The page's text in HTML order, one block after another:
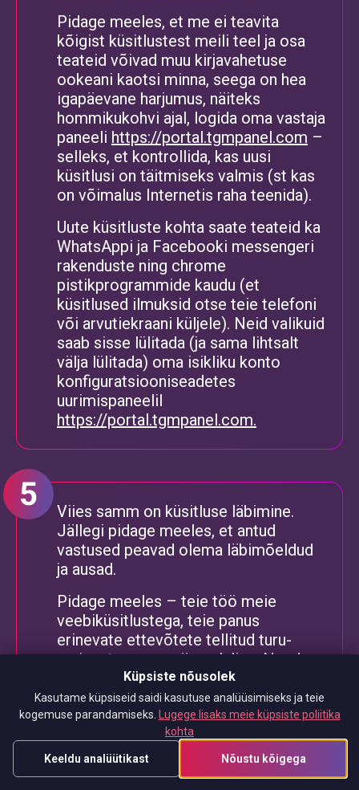
Pidage meeles, et me ei teavita
kõigist küsitlustest meili teel ja osa
teateid võivad muu kirjavahetuse
ookeani kaotsi minna, seega on hea
igapäevane harjumus, näiteks
hommikukohvi ajal, logida oma vastaja
paneeli https://portal.tgmpanel.com –
selleks, et kontrollida, kas uusi
küsitlusi on täitmiseks valmis (st kas
on võimalus Internetis raha teenida).
Uute küsitluste kohta saate teateid ka
WhatsAppi ja Facebooki messengeri
rakenduste ning chrome
pistikprogrammide kaudu (et
küsitlused ilmuksid otse teie telefoni
või arvutiekraani küljele). Neid valikuid
saab sisse lülitada (ja sama lihtsalt
välja lülitada) oma isikliku konto
konfiguratsiooniseadetes
uurimispaneelil
https://portal.tgmpanel.com.
Viies samm on küsitluse läbimine.
Jällegi pidage meeles, et antud
vastused peavad olema läbimõeldud
ja ausad.
Pidage meeles – teie töö meie
veebiküsitlustega, teie panus
erinevate ettevõtete tellitud turu-
uuringutesse on väga oluline. Nende
uuringute põhjal tehakse olulisi
otsuseid, mis võivad mõjutada ka teie
elu. Küsitluste täitmisel ausate
vastuste andmisel pole põhjust
muretsemiseks, kuna meie paneeli
tasulised veebiküsitlused on täielikult
Küpsiste nõusolek
Kasutame küpsiseid saidi kasutuse analüüsimiseks ja teie
kogemuse parandamiseks.
Lugege lisaks meie küpsiste poliitika
kohta
Keeldu analüütikast Nõustu kõigega